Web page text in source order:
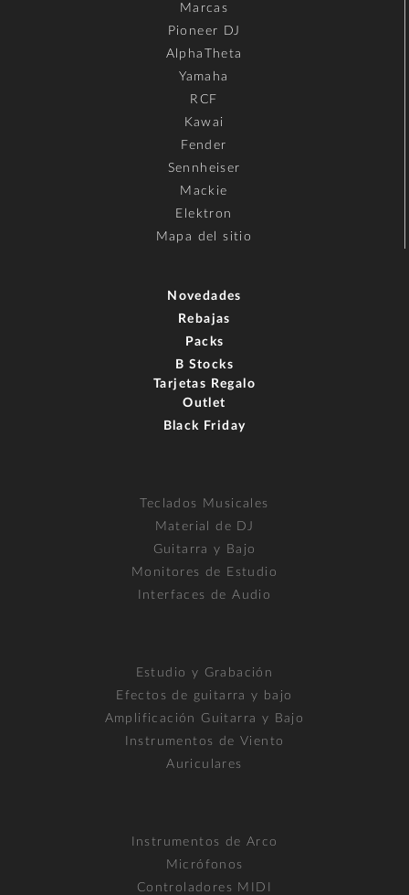
Marcas
Pioneer DJ
AlphaTheta
Yamaha
RCF
Kawai
Fender
Sennheiser
Mackie
Elektron
Mapa del sitio
Novedades
Rebajas
Packs
B Stocks
Tarjetas Regalo
Outlet
Black Friday
Teclados Musicales
Material de DJ
Guitarra y Bajo
Monitores de Estudio
Interfaces de Audio
Estudio y Grabación
Efectos de guitarra y bajo
Amplificación Guitarra y Bajo
Instrumentos de Viento
Auriculares
Instrumentos de Arco
Micrófonos
Controladores MIDI